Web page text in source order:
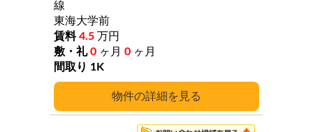
詳細
線
東海大学前
4.5 万円
0 ヶ月 0 ヶ月
1K